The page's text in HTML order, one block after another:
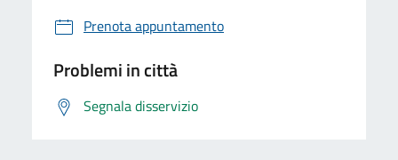
Prenota appuntamento
Problemi in città
Segnala disservizio